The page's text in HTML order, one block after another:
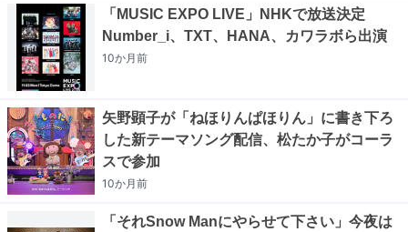
「MUSIC EXPO LIVE」NHKで放送決定
Number_i、TXT、HANA、カワラボら出演
10か月前
矢野顕子が「ねほりんぱほりん」に書き下ろ
した新テーマソング配信、松たか子がコーラ
スで参加
10か月前
「それSnow Manにやらせて下さい」今夜は